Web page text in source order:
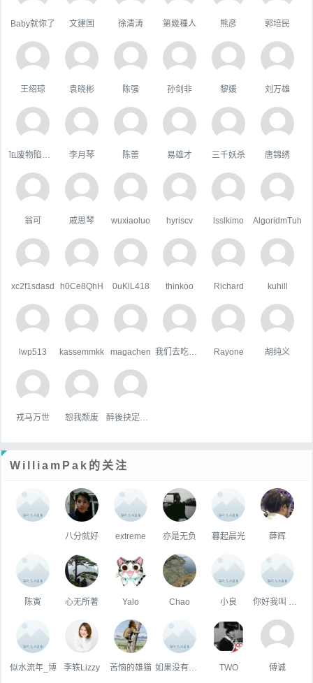
Baby就你了 文建国 徐清涛 第幾種人 熊彦 郭培民
王绍琼 袁晓彬 陈强 孙剑非 黎媛 刘万雄
李月琴 陈蕾 易雄才 三千妖杀 唐锦绣
翁可 戚思琴 wuxiaoluo hyriscv lsslkimo AlgoridmTuh
xc2f1sdasd h0Ce8QhH 0uKlL418 thinkoo Richard kuhill
lwp513 kassemmkk magachen Rayone 胡纯义
戎马万世 恕我颓废
WilliamPak的关注
八分就好 extreme 亦是无负 暮起晨光 薛辉
陈寅 心无所著 Yalo Chao 小良
似水流年_博 李轶Lizzy 苦恼的雄猫 TWO 傅诚